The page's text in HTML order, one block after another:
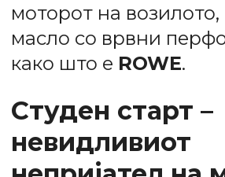
моторот на
масло со врвни
како што е ROWE.
Студен старт –
невидливиот